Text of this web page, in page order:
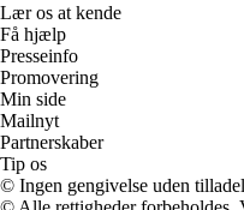
Lær os at kende
Få hjælp
Presseinfo
Promovering
Min side
Mailnyt
Partnerskaber
Tip os
© Ingen gengivelse uden